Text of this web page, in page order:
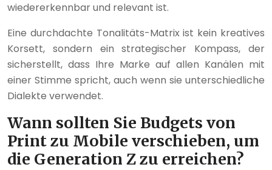
wiedererkennbar und relevant ist.
Eine durchdachte Tonalitäts-Matrix ist kein kreatives
Korsett, sondern ein strategischer Kompass, der
sicherstellt, dass Ihre Marke auf allen Kanälen mit
einer Stimme spricht, auch wenn sie unterschiedliche
Dialekte verwendet.
Wann sollten Sie Budgets von
Print zu Mobile verschieben, um
die Generation Z zu erreichen?